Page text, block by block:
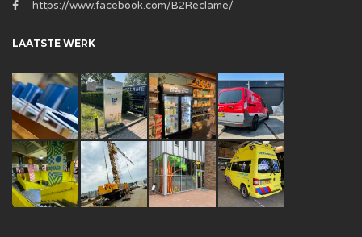
https://www.facebook.com/B2Reclame/
LAATSTE WERK